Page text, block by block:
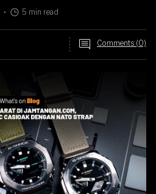
5 min read
Comments (0)